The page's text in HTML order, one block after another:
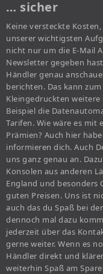
… sicher
Keine versteckte
unserer wichtigsten
nicht nur um die E-Mail
Newsletter gegeben
Händler genau
berichten. Das kann
Kleingedruckten
Beispiel die
Tarifen. Wie wäre es
Prämien? Auch hier
informieren dich. Auch
uns ganz genau an.
Konsolen aus anderen
England und besonders
guten Preisen. Uns ist
auch das du Spaß bei
dennoch mal dazu
jederzeit über das
gerne weiter. Wenn es
Händler direkt und
weiterhin Spaß am